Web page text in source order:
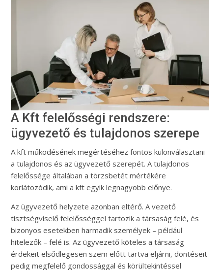
A Kft felelősségi rendszere:
ügyvezető és tulajdonos szerepe
A kft működésének megértéséhez fontos különválasztani
a tulajdonos és az ügyvezető szerepét. A tulajdonos
felelőssége általában a törzsbetét mértékére
korlátozódik, ami a kft egyik legnagyobb előnye.
Az ügyvezető helyzete azonban eltérő. A vezető
tisztségviselő felelősséggel tartozik a társaság felé, és
bizonyos esetekben harmadik személyek – például
hitelezők – felé is. Az ügyvezető köteles a társaság
érdekeit elsődlegesen szem előtt tartva eljárni, döntéseit
pedig megfelelő gondossággal és körültekintéssel